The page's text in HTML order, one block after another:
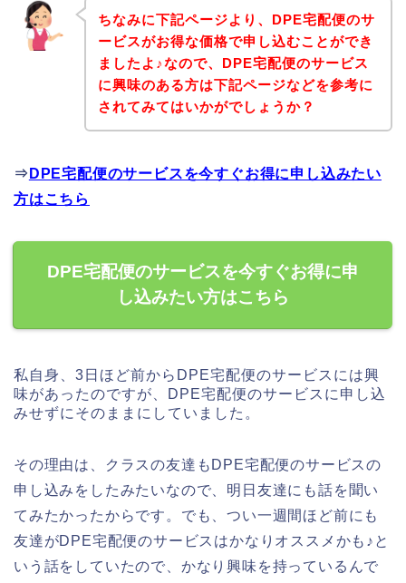
ちなみに下記ページより、DPE宅配便のサ
ービスがお得な価格で申し込むことができ
ましたよ♪なので、DPE宅配便のサービス
に興味のある方は下記ページなどを参考に
されてみてはいかがでしょうか？
⇒ DPE宅配便のサービスを今すぐお得に申し込みたい
方はこちら
DPE宅配便のサービスを今すぐお得に申
し込みたい方はこちら
私自身、3日ほど前からDPE宅配便のサービスには興
味があったのですが、DPE宅配便のサービスに申し込
みせずにそのままにしていました。
その理由は、クラスの友達もDPE宅配便のサービスの
申し込みをしたみたいなので、明日友達にも話を聞い
てみたかったからです。でも、つい一週間ほど前にも
友達がDPE宅配便のサービスはかなりオススメかも♪と
いう話をしていたので、かなり興味を持っているんで